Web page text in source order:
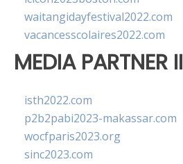
waitangidayfestival2022.com
vacancesscolaires2022.com
MEDIA PARTNER II
isth2022.com
p2b2pabi2023-makassar.com
wocfparis2023.org
sinc2023.com